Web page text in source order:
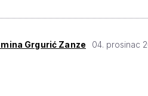
Grgurić Zanze 04. prosinac